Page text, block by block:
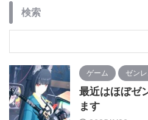
ボマッサージサンダルとか リ
ンク 思いっきり痛そうな足
ツボマットとか リンク 足裏ば
検索
ゲーム ゼン
最近はほぼゼ
ます